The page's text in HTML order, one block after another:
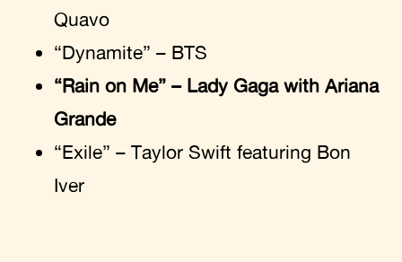
Quavo
“Dynamite” – BTS
“Rain on Me” – Lady Gaga with Ariana
Grande
“Exile” – Taylor Swift featuring Bon
Iver